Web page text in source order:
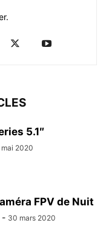
5.1″
mai 2020
FPV de Nuit
- 30 mars 2020